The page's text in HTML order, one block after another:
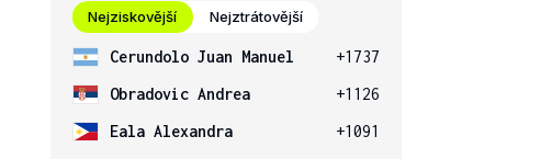
Nejziskovější Nejztrátovější
Cerundolo Juan Manuel
+1737
Obradovic Andrea
+1126
Eala Alexandra
+1091